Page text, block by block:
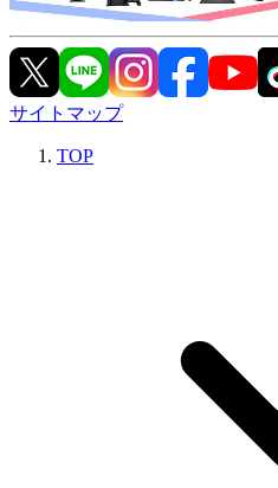
サイトマップ
TOP